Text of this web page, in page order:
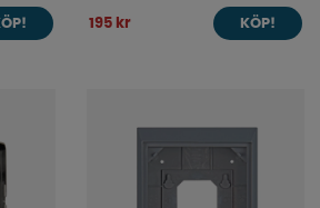
195 kr KÖP!